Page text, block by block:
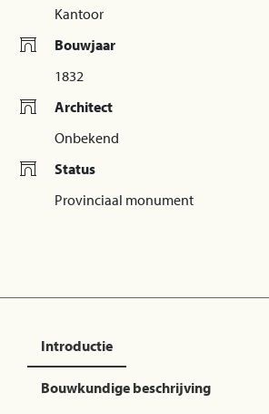
Kantoor
Bouwjaar
1832
Architect
Onbekend
Status
Provinciaal monument
Introductie
Bouwkundige beschrijving